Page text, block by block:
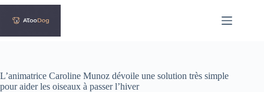
Passer
contenu
L’animatrice Caroline Munoz dévoile une solution très simple
pour aider les oiseaux à passer l’hiver